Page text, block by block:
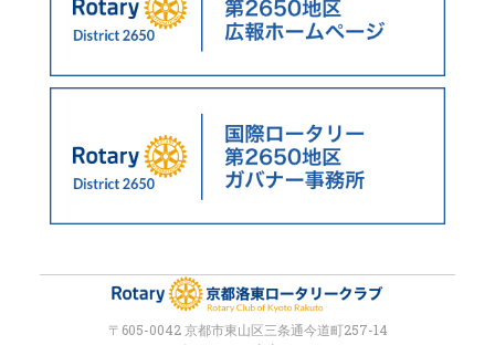
〒605-0042 京都市東山区三条通今道町257-14